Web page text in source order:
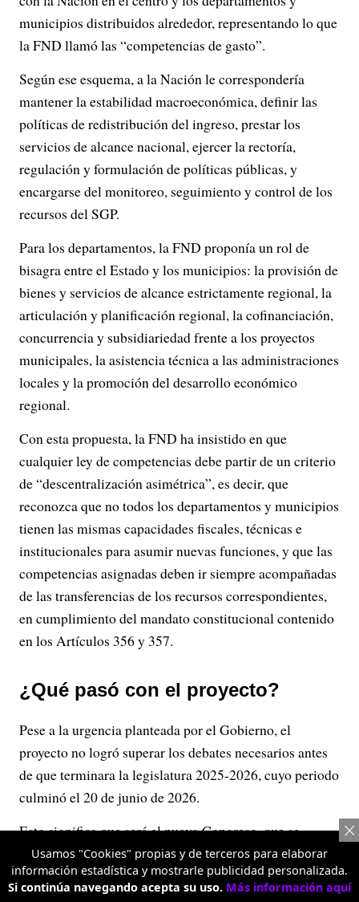
municipios distribuidos alrededor, representando lo que
la FND llamó las “competencias de gasto”.
Según ese esquema, a la Nación le correspondería
mantener la estabilidad macroeconómica, definir las
políticas de redistribución del ingreso, prestar los
servicios de alcance nacional, ejercer la rectoría,
regulación y formulación de políticas públicas, y
encargarse del monitoreo, seguimiento y control de los
recursos del SGP.
Para los departamentos, la FND proponía un rol de
bisagra entre el Estado y los municipios: la provisión de
bienes y servicios de alcance estrictamente regional, la
articulación y planificación regional, la cofinanciación,
concurrencia y subsidiariedad frente a los proyectos
municipales, la asistencia técnica a las administraciones
locales y la promoción del desarrollo económico
regional.
Con esta propuesta, la FND ha insistido en que
cualquier ley de competencias debe partir de un criterio
de “descentralización asimétrica”, es decir, que
reconozca que no todos los departamentos y municipios
tienen las mismas capacidades fiscales, técnicas e
institucionales para asumir nuevas funciones, y que las
competencias asignadas deben ir siempre acompañadas
de las transferencias de los recursos correspondientes,
en cumplimiento del mandato constitucional contenido
en los Artículos 356 y 357.
¿Qué pasó con el proyecto?
Pese a la urgencia planteada por el Gobierno, el
proyecto no logró superar los debates necesarios antes
de que terminara la legislatura 2025-2026, cuyo periodo
culminó el 20 de junio de 2026.
Esto significa que será el nuevo Congreso, que se
instaló el pasado 20 de julio, el que deberá retomar la
discusión, con apenas unos meses de margen: según lo
pactado en la reforma al SGP, la Ley de Competencias
Usamos "Cookies" propias y de terceros para elaborar
información estadística y mostrarle publicidad personalizada.
Si continúa navegando acepta su uso. Más información aquí